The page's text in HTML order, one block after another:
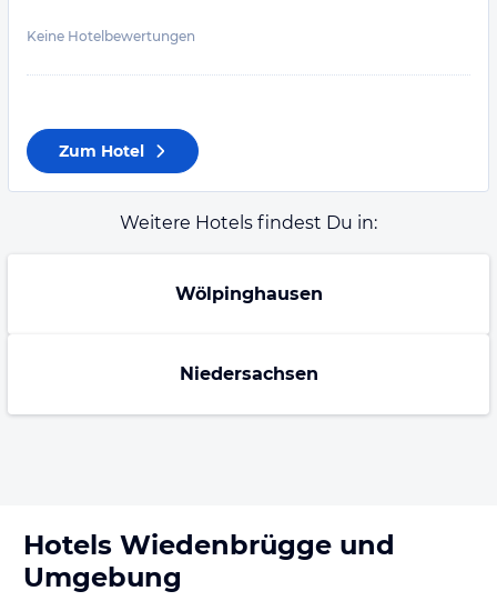
Keine Hotelbewertungen
Zum Hotel
Weitere Hotels findest Du in:
Wölpinghausen
Niedersachsen
Hotels Wiedenbrügge und
Umgebung